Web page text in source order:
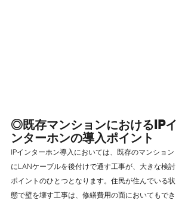
◎既存マンションにおけるIPイ
ンターホンの導入ポイント
IPインターホン導入においては、既存のマンション
にLANケーブルを後付けで通す工事が、大きな検討
ポイントのひとつとなります。住民が住んでいる状
態で壁を壊す工事は、修繕費用の面においてもでき